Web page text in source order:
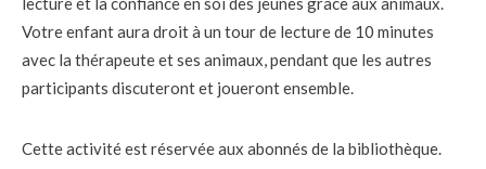
Votre enfant aura droit à un tour de lecture de 10 minutes
avec la thérapeute et ses animaux, pendant que les autres
participants discuteront et joueront ensemble.
Cette activité est réservée aux abonnés de la bibliothèque.